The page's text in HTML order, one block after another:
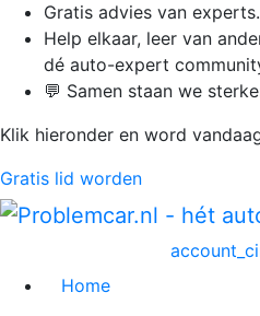
Gratis advies van experts.
Help elkaar, leer van
dé auto-expert
💬 Samen staan we
Klik hieronder en word
Gratis lid worden
Home